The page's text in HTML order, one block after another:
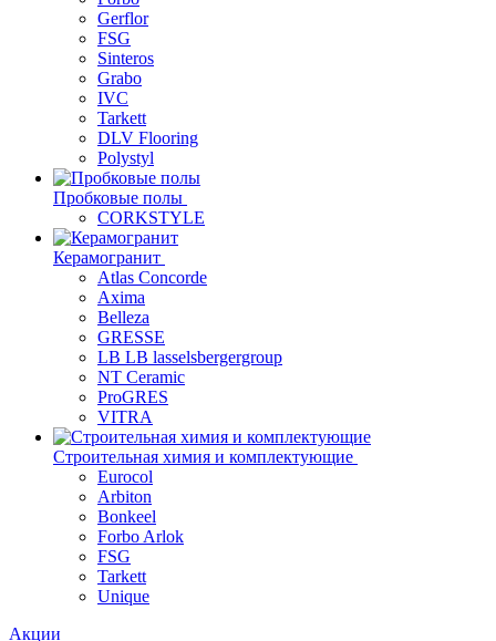
Gerflor
FSG
Sinteros
Grabo
IVC
Tarkett
DLV Flooring
Polystyl
Пробковые полы
CORKSTYLE
Керамогранит
Atlas Concorde
Axima
Belleza
GRESSE
LB LB lasselsbergergroup
NT Ceramic
ProGRES
VITRA
Строительная химия и комплектующие
Eurocol
Arbiton
Bonkeel
Forbo Arlok
FSG
Tarkett
Unique
Акции